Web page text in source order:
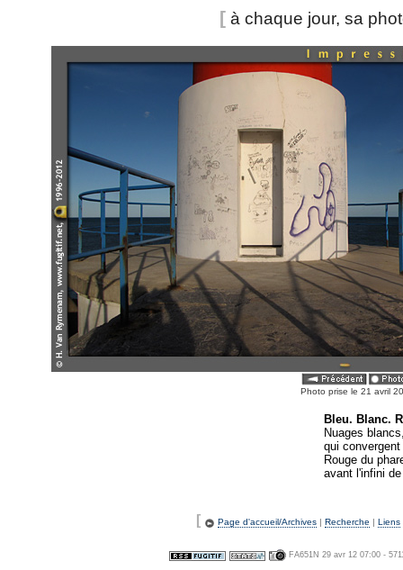
[ à chaque jour, sa
Photo prise le 21 avril
Bleu. Blanc.
Nuages
qui
Rouge du
avant l'infini
[ Page d'accueil/Archives | Recherche | Liens
FA651N 29 avr 12 07:00 -